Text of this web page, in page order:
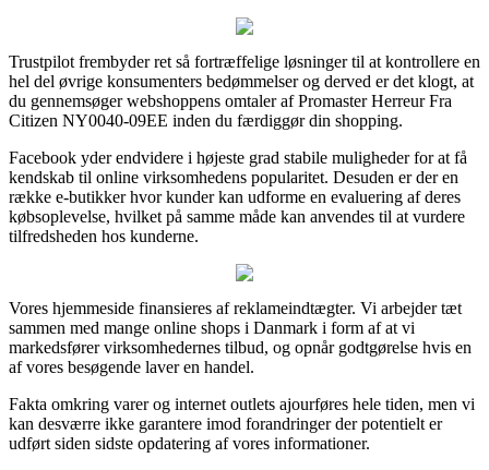
Trustpilot frembyder ret så fortræffelige løsninger til at kontrollere en
hel del øvrige konsumenters bedømmelser og derved er det klogt, at
du gennemsøger webshoppens omtaler af Promaster Herreur Fra
Citizen NY0040-09EE inden du færdiggør din shopping.
Facebook yder endvidere i højeste grad stabile muligheder for at få
kendskab til online virksomhedens popularitet. Desuden er der en
række e-butikker hvor kunder kan udforme en evaluering af deres
købsoplevelse, hvilket på samme måde kan anvendes til at vurdere
tilfredsheden hos kunderne.
Vores hjemmeside finansieres af reklameindtægter. Vi arbejder tæt
sammen med mange online shops i Danmark i form af at vi
markedsfører virksomhedernes tilbud, og opnår godtgørelse hvis en
af vores besøgende laver en handel.
Fakta omkring varer og internet outlets ajourføres hele tiden, men vi
kan desværre ikke garantere imod forandringer der potentielt er
udført siden sidste opdatering af vores informationer.